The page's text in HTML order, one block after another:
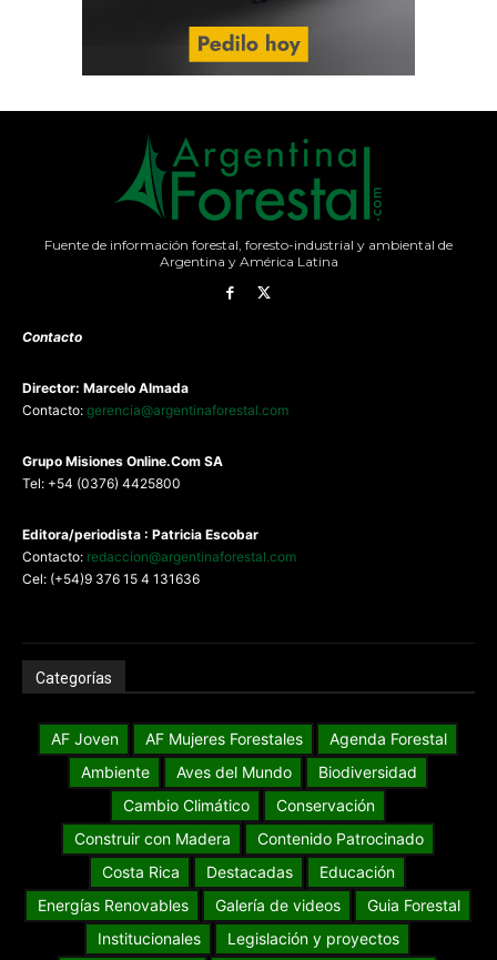
Fuente de información forestal, foresto-industrial y ambiental de
Argentina y América Latina
Contacto
Director: Marcelo Almada
Contacto: gerencia@argentinaforestal.com
Grupo Misiones Online.Com SA
Tel: +54 (0376) 4425800
Editora/periodista : Patricia Escobar
Contacto: redaccion@argentinaforestal.com
Cel: (+54)9 376 15 4 131636
Categorías
AF Joven AF Mujeres Forestales
Agenda Forestal
Ambiente
Aves del Mundo
Biodiversidad
Cambio Climático
Conservación
Construir con Madera
Contenido Patrocinado
Costa Rica
Destacadas
Educación
Energías Renovables
Galería de videos
Guia Forestal
Institucionales
Legislación y proyectos